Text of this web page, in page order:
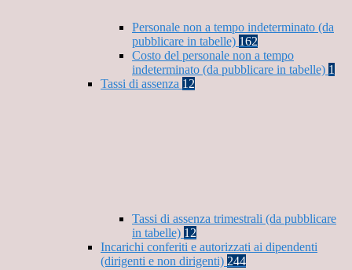
Personale non a tempo indeterminato (da
pubblicare in tabelle) 162
Costo del personale non a tempo
indeterminato (da pubblicare in tabelle) 1
Tassi di assenza 12
Tassi di assenza trimestrali (da pubblicare
in tabelle) 12
Incarichi conferiti e autorizzati ai dipendenti
(dirigenti e non dirigenti) 244